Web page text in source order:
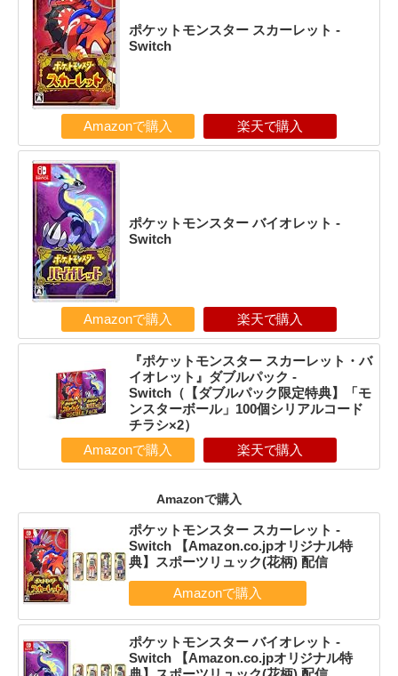
ポケットモンスター スカーレット -
Switch
Amazonで購入 楽天で購入
ポケットモンスター バイオレット -
Switch
Amazonで購入 楽天で購入
『ポケットモンスター スカーレット・バ
イオレット』ダブルパック -
Switch（【ダブルパック限定特典】「モ
ンスターボール」100個シリアルコード
チラシ×2）
Amazonで購入 楽天で購入
Amazonで購入
ポケットモンスター スカーレット -
Switch 【Amazon.co.jpオリジナル特
典】スポーツリュック(花柄) 配信
ポケットモンスター バイオレット -
Switch 【Amazon.co.jpオリジナル特